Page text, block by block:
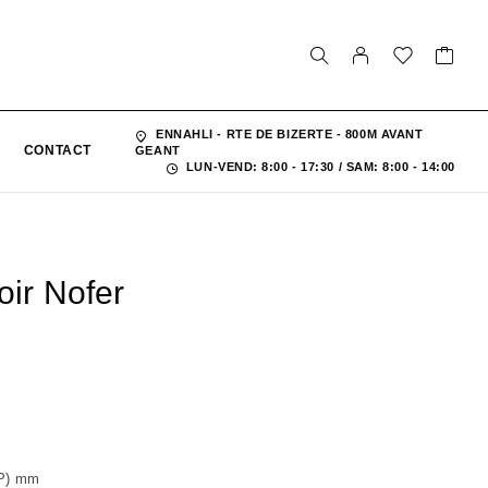
CONTACT
ENNAHLI - RTE DE BIZERTE - 800M AVANT
GEANT
LUN-VEND: 8:00 - 17:30 / SAM: 8:00 - 14:00
Nofer
mm